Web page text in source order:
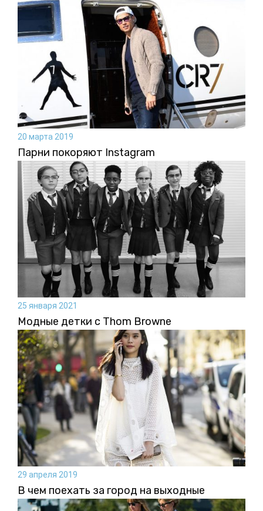
20 марта 2019
Парни покоряют Instagram
25 января 2021
Модные детки с Thom Browne
29 апреля 2019
В чем поехать за город на выходные